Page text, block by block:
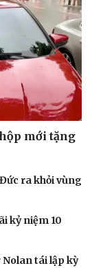
mới tặng
ra khỏi vùng
kỷ niệm 10
Nolan tái lập kỳ